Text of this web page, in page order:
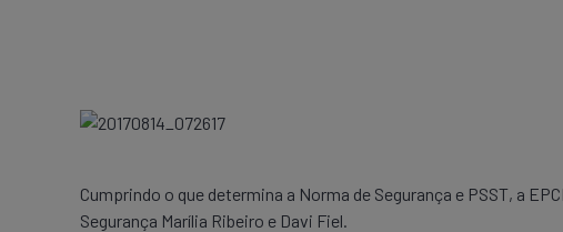
Cumprindo o que determina a Norma de Segurança e PSST, a
Segurança Marília Ribeiro e Davi Fiel.